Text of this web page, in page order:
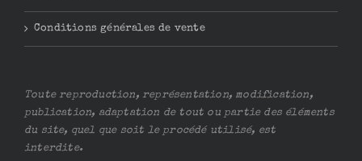
Conditions générales de vente
Toute reproduction, représentation, modification,
publication, adaptation de tout ou partie des éléments
du site, quel que soit le procédé utilisé, est
interdite.